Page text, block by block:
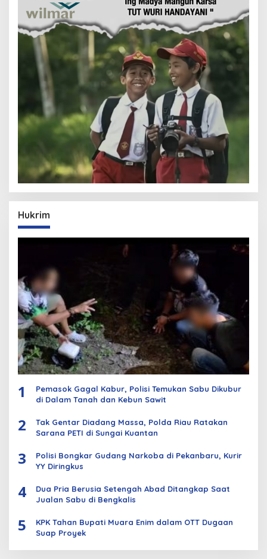
Hukrim
1
Pemasok Gagal Kabur, Polisi Temukan Sabu Dikubur
di Dalam Tanah dan Kebun Sawit
2
Tak Gentar Diadang Massa, Polda Riau Ratakan
Sarana PETI di Sungai Kuantan
3
Polisi Bongkar Gudang Narkoba di Pekanbaru, Kurir
YY Diringkus
4
Dua Pria Berusia Setengah Abad Ditangkap Saat
Jualan Sabu di Bengkalis
5
KPK Tahan Bupati Muara Enim dalam OTT Dugaan
Suap Proyek